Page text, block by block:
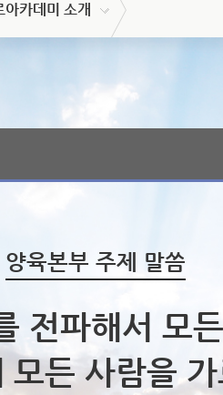
아카데미 소개
양육본부 주제 말씀
전파해서 모
모든 사람을